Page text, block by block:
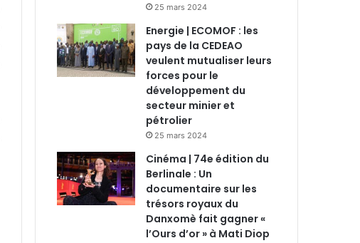
25 mars 2024
Energie | ECOMOF : les
pays de la CEDEAO
veulent mutualiser leurs
forces pour le
développement du
secteur minier et
pétrolier
25 mars 2024
Cinéma | 74e édition du
Berlinale : Un
documentaire sur les
trésors royaux du
Danxomè fait gagner «
l’Ours d’or » à Mati Diop